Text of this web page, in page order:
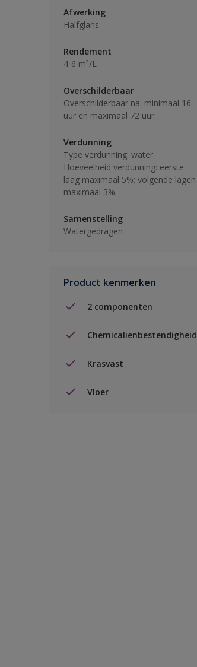
Afwerking
Halfglans
Rendement
4-6 m²/L
Overschilderbaar
Overschilderbaar na: minimaal 16
uur en maximaal 72 uur.
Verdunning
Type verdunning: water.
Hoeveelheid verdunning: eerste
laag maximaal 5%; volgende lagen
maximaal 3%.
Samenstelling
Watergedragen
Product kenmerken
2 componenten
Chemicalienbestendigheid
Krasvast
Vloer